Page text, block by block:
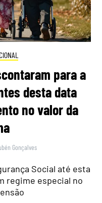
para a
desta data
no valor da
Gonçalves
Social até esta
regime especial no